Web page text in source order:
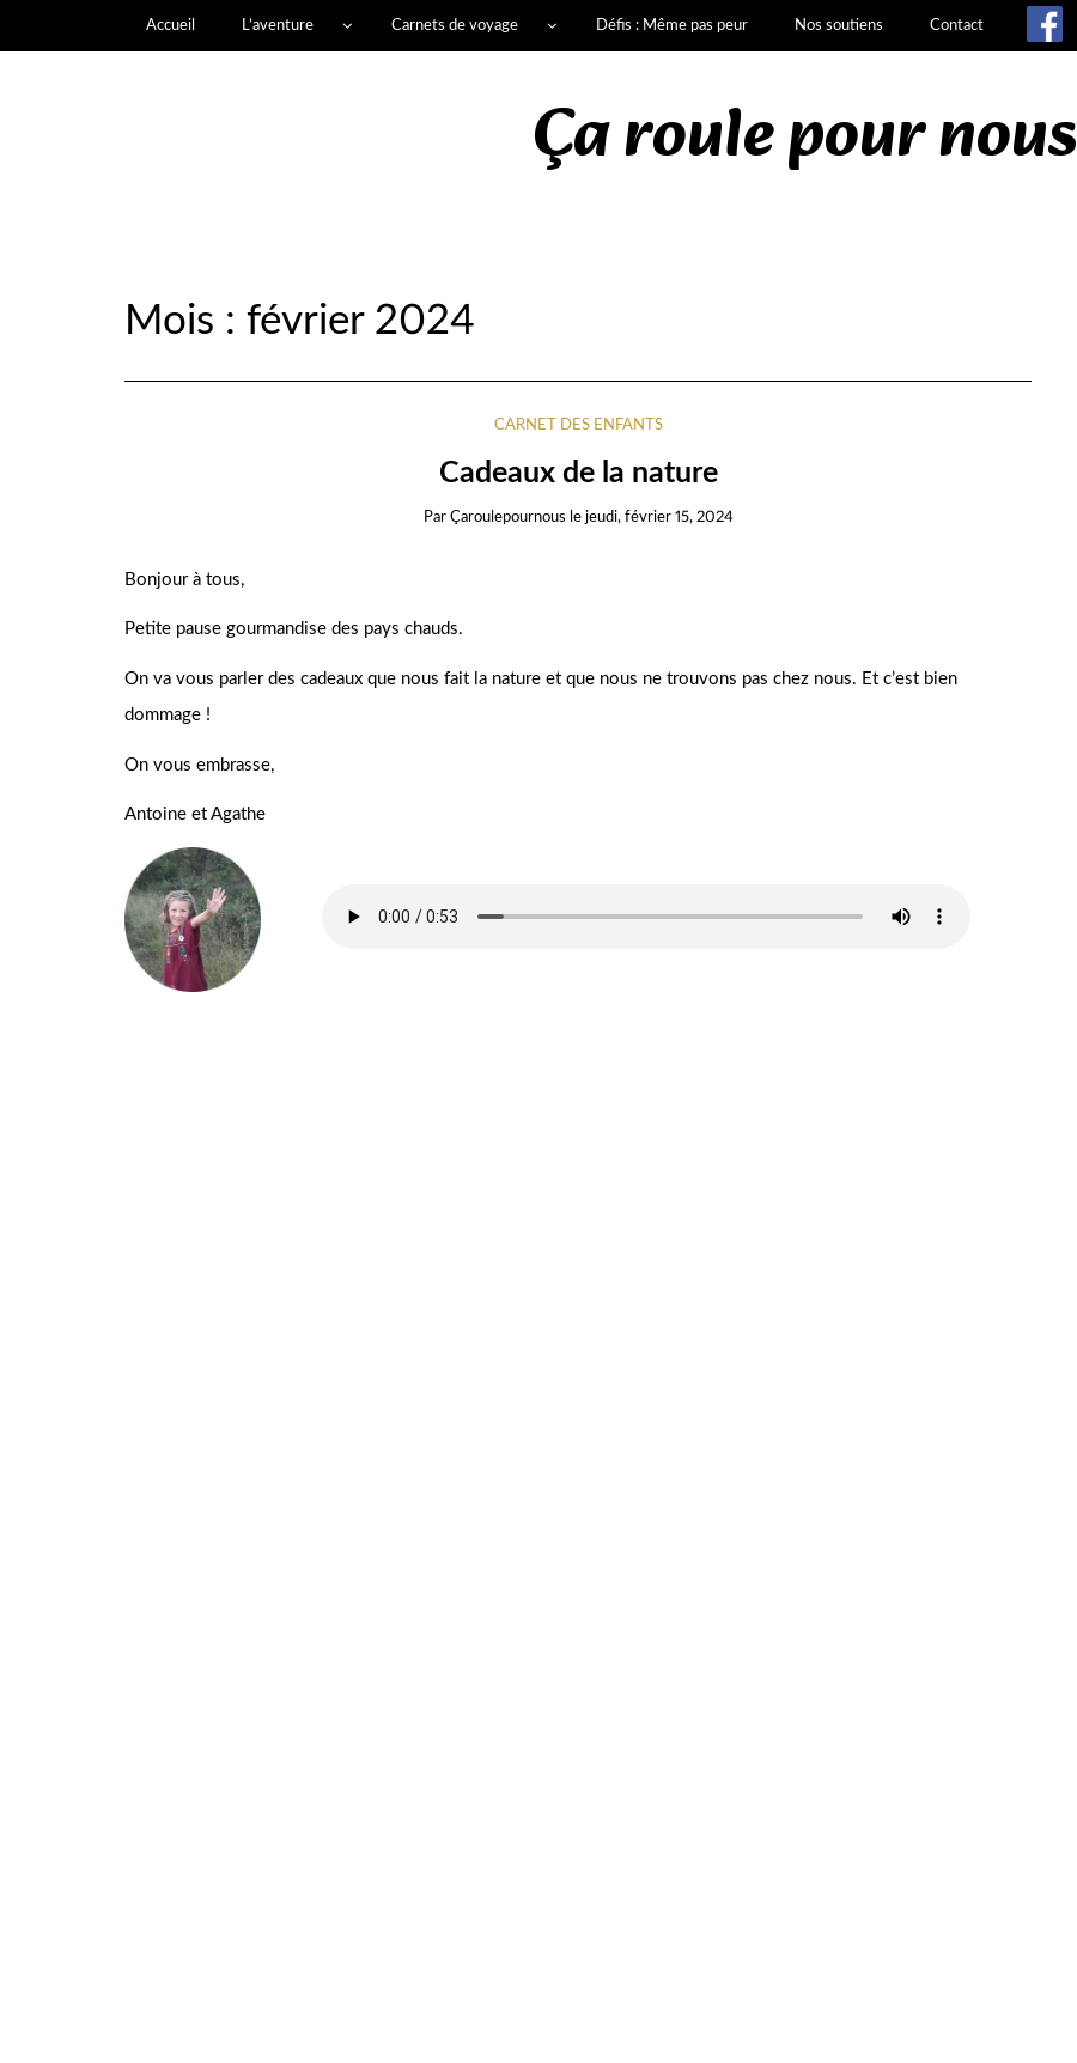
Accueil L’aventure Carnets de voyage Défis : Même pas peur Nos soutiens Contact
Ça roule pour nous
Mois :février 2024
CARNET DES ENFANTS
Cadeaux de la nature
Par Çaroulepournous le jeudi, février 15, 2024
Bonjour à tous,
Petite pause gourmandise des pays chauds.
On va vous parler des cadeaux que nous fait la nature et que nous ne trouvons pas chez nous. Et c’est bien
dommage !
On vous embrasse,
Antoine et Agathe